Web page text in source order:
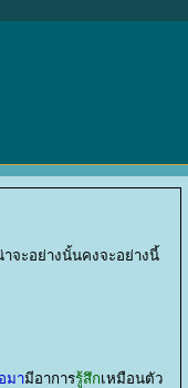
ะอย่างนั้นคงจะอย่างนี้
มามีอาการรู้สึกเหมือนตัว